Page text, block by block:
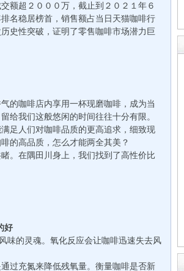
超２０００万，截止到２０２１年６
名稳居榜首，销售额占当日天猫咖啡行
史性突破，证明了零售咖啡市场潜力巨
咖啡店内享用一杯现磨咖啡，成为当
给我们这般悠闲的时间往往十分有限。
足人们对咖啡品质的更高追求，细致现
的高品质，怎么才能两全其美？
在隅田川身上，我们找到了高性价比
好
的灵魂。氧化反应会让咖啡迅速失去风
充氮来降低残氧量。衡量咖啡是否新